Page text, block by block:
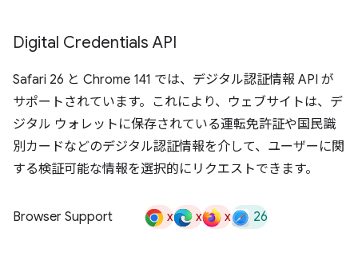
Digital Credentials API
Safari 26 と Chrome 141 では、デジタル認証情報 API が
サポートされています。これにより、ウェブサイトは、デ
ジタル ウォレットに保存されている運転免許証や国民識
別カードなどのデジタル認証情報を介して、ユーザーに関
する検証可能な情報を選択的にリクエストできます。
Browser Support x x x 26